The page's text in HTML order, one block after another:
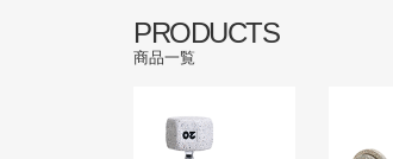
PRODUCTS
商品一覧